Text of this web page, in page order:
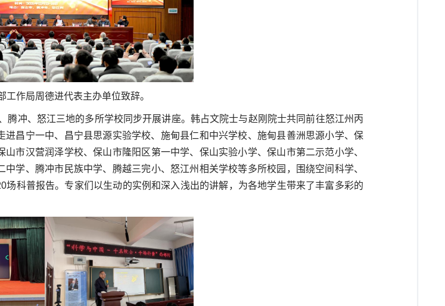
工作局周德进代表主办单位致辞。
腾冲、怒江三地的多所学校同步开展讲座。韩占文院士与赵刚院士共同前往怒江州丙
昌宁一中、昌宁县思源实验学校、施甸县仁和中兴学校、施甸县善洲思源小学、保
山市汉营润泽学校、保山市隆阳区第一中学、 保山实验小学、保山市第二示范小学、
中学、腾冲市民族中学、腾越三完小、怒江州相关学校等多所校园，围绕空间科学、
场科普报告。专家们以生动的实例和深入浅出的讲解，为各地学生带来了丰富多彩的